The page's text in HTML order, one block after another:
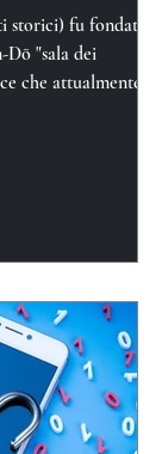
storici) fu fondato il
Dō "sala dei
che attualmente